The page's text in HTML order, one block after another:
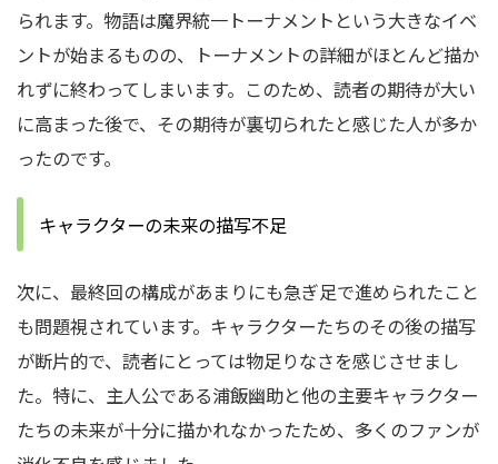
られます。物語は魔界統一トーナメントという大きなイベ
ントが始まるものの、トーナメントの詳細がほとんど描か
れずに終わってしまいます。このため、読者の期待が大い
に高まった後で、その期待が裏切られたと感じた人が多か
ったのです。
キャラクターの未来の描写不足
次に、最終回の構成があまりにも急ぎ足で進められたこと
も問題視されています。キャラクターたちのその後の描写
が断片的で、読者にとっては物足りなさを感じさせまし
た。特に、主人公である浦飯幽助と他の主要キャラクター
たちの未来が十分に描かれなかったため、多くのファンが